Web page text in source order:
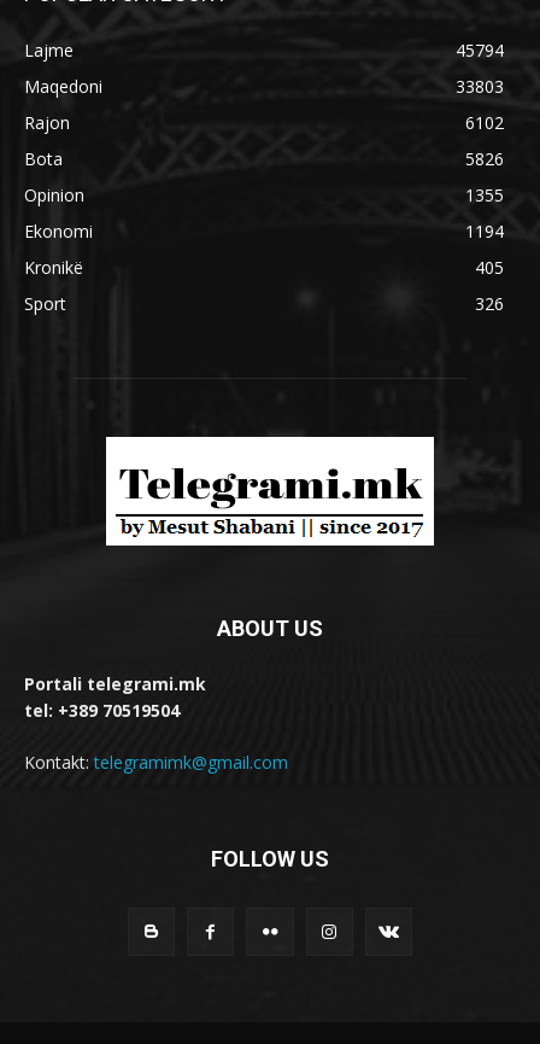
Lajme
45794
Maqedoni
33803
Rajon
6102
Bota
5826
Opinion
1355
Ekonomi
1194
Kronikë
405
Sport
326
ABOUT US
Portali telegrami.mk
tel: +389 70519504
Kontakt:telegramimk@gmail.com
FOLLOW US